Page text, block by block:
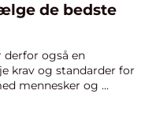
de bedste
derfor også en
krav og standarder for
mennesker og ...